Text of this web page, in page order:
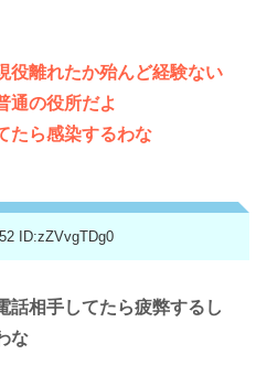
役離れたか殆んど経験ない
通の役所だよ
たら感染するわな
ID:zZVvgTDg0
話相手してたら疲弊するし
な